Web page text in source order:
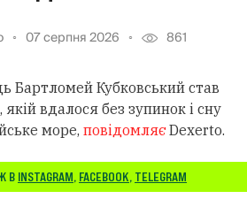
07 серпня 2026 861
Бартломей Кубковський став
вдалося без зупинок і сну
море, повідомляєDexerto.
В INSTAGRAM, FACEBOOK, TELEGRAM